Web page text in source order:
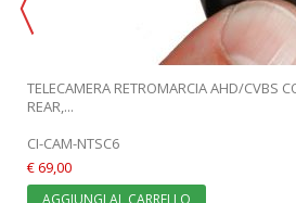
TELECAMERA RETROMARCIA AHD/CVBS
REAR,...
CI-CAM-NTSC6
€ 69,00
AGGIUNGI AL CARRELLO